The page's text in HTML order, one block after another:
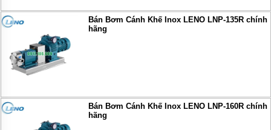
Bán Bơm Cánh Khế Inox LENO LNP-135R chính
hãng
Bán Bơm Cánh Khế Inox LENO LNP-160R chính
hãng